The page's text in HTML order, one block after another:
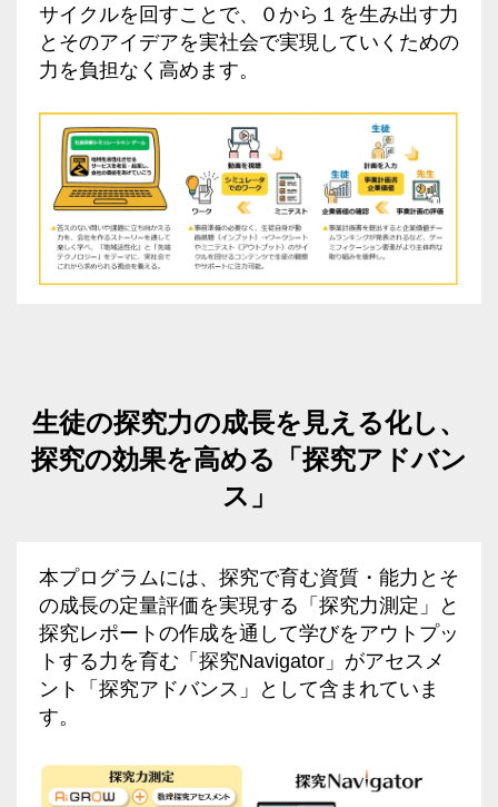
サイクルを回すことで、０から１を生み出す力
とそのアイデアを実社会で実現していくための
力を負担なく高めます。
生徒の探究力の成長を見える化し、
探究の効果を高める「探究アドバン
ス」
本プログラムには、探究で育む資質・能力とそ
の成長の定量評価を実現する「探究力測定」と
探究レポートの作成を通して学びをアウトプッ
トする力を育む「探究Navigator」がアセスメ
ント「探究アドバンス」として含まれていま
す。